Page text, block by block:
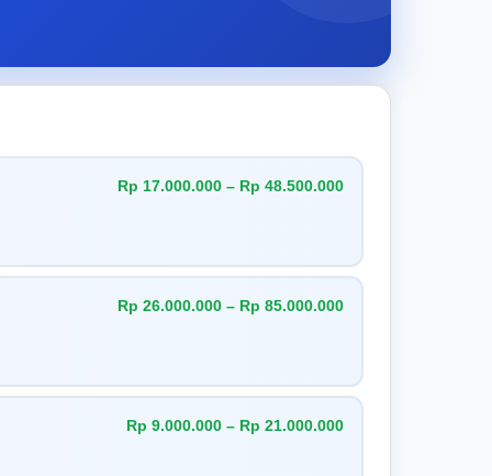
Rp 17.000.000 – Rp 48.500.000
Rp 26.000.000 – Rp 85.000.000
Rp 9.000.000 – Rp 21.000.000